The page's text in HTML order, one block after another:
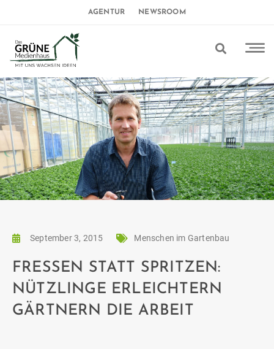
AGENTUR NEWSROOM
September 3, 2015 Menschen im Gartenbau
FRESSEN STATT SPRITZEN:
NÜTZLINGE ERLEICHTERN
GÄRTNERN DIE ARBEIT